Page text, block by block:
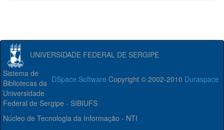
UNIVERSIDADE FEDERAL DE SERGIPE
DSpace Software Copyright © 2002-2010 Duraspace
Sistema de
Bibliotecas da
Universidade
Federal de Sergipe - SIBIUFS
Núcleo de Tecnologia da Informação - NTI